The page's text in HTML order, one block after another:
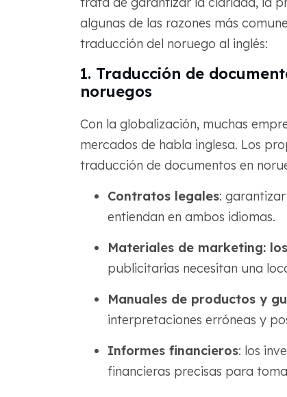
algunas de las razones más
traducción del noruego al inglés:
1. Traducción de
noruegos
Con la globalización, muchas
mercados de habla inglesa. Los
traducción de documentos en
Contratos legales:
entiendan en ambos idiomas.
Materiales de marketing: los
publicitarias necesitan una
Manuales de productos y
interpretaciones erróneas y
Informes financieros: los
financieras precisas para